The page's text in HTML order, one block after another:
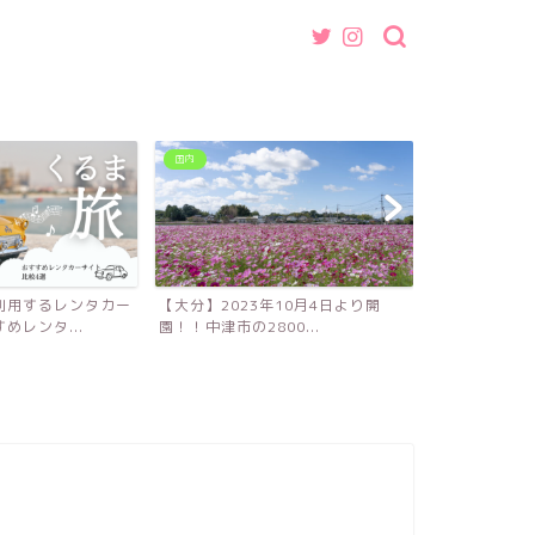
用するレンタカー
めレンタ...
国内
【大分】2023年10月4日より開
園！！中津市の2800...